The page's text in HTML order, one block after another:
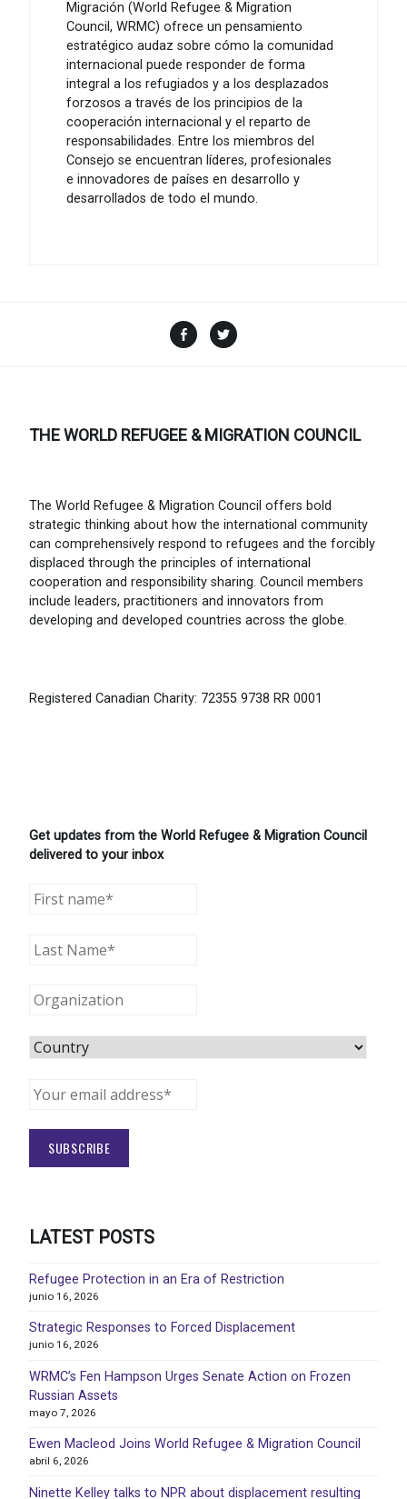
Migración (World Refugee & Migration
Council, WRMC) ofrece un pensamiento
estratégico audaz sobre cómo la comunidad
internacional puede responder de forma
integral a los refugiados y a los desplazados
forzosos a través de los principios de la
cooperación internacional y el reparto de
responsabilidades. Entre los miembros del
Consejo se encuentran líderes, profesionales
e innovadores de países en desarrollo y
desarrollados de todo el mundo.
Facebook
THE WORLD REFUGEE & MIGRATION COUNCIL
The World Refugee & Migration Council offers bold
strategic thinking about how the international community
can comprehensively respond to refugees and the forcibly
displaced through the principles of international
cooperation and responsibility sharing. Council members
include leaders, practitioners and innovators from
developing and developed countries across the globe.
Registered Canadian Charity: 72355 9738 RR 0001
Get updates from the World Refugee & Migration Council
delivered to your inbox
LATEST POSTS
Refugee Protection in an Era of Restriction
junio 16, 2026
Strategic Responses to Forced Displacement
junio 16, 2026
WRMC’s Fen Hampson Urges Senate Action on Frozen
Russian Assets
mayo 7, 2026
Ewen Macleod Joins World Refugee & Migration Council
abril 6, 2026
Ninette Kelley talks to NPR about displacement resulting